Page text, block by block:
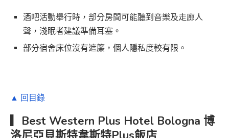
酒吧活動舉行時，部分房間可能聽到音樂及走廊人
聲，淺眠者建議準備耳塞。
部分宿舍床位沒有遮簾，個人隱私度較有限。
▲ 回目錄
▎Best Western Plus Hotel Bologna 博